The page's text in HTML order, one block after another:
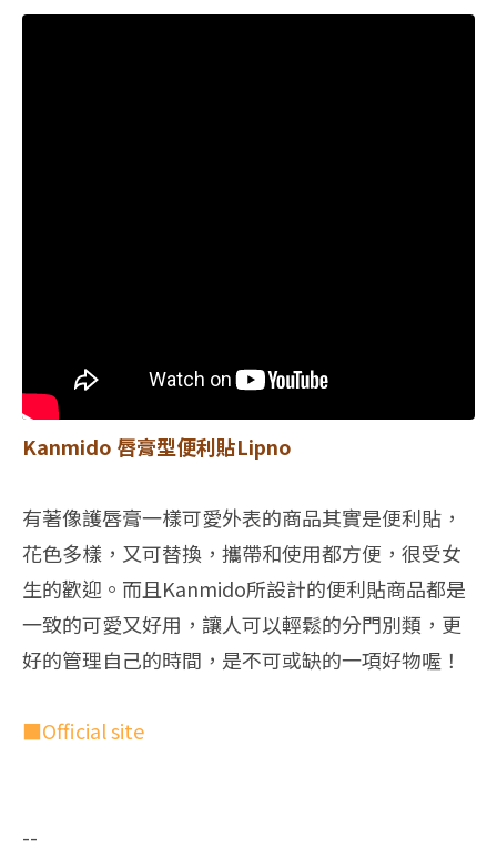
Kanmido 唇膏型便利貼Lipno
有著像護唇膏一樣可愛外表的商品其實是便利貼，
花色多樣，又可替換，攜帶和使用都方便，很受女
生的歡迎。而且Kanmido所設計的便利貼商品都是
一致的可愛又好用，讓人可以輕鬆的分門別類，更
好的管理自己的時間，是不可或缺的一項好物喔！
■Official site
--